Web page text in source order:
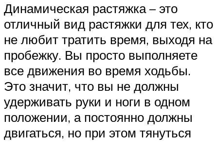
Динамическая растяжка – это
отличный вид растяжки для тех, кто
не любит тратить время, выходя на
пробежку. Вы просто выполняете
все движения во время ходьбы.
Это значит, что вы не должны
удерживать руки и ноги в одном
положении, а постоянно должны
двигаться, но при этом тянуться